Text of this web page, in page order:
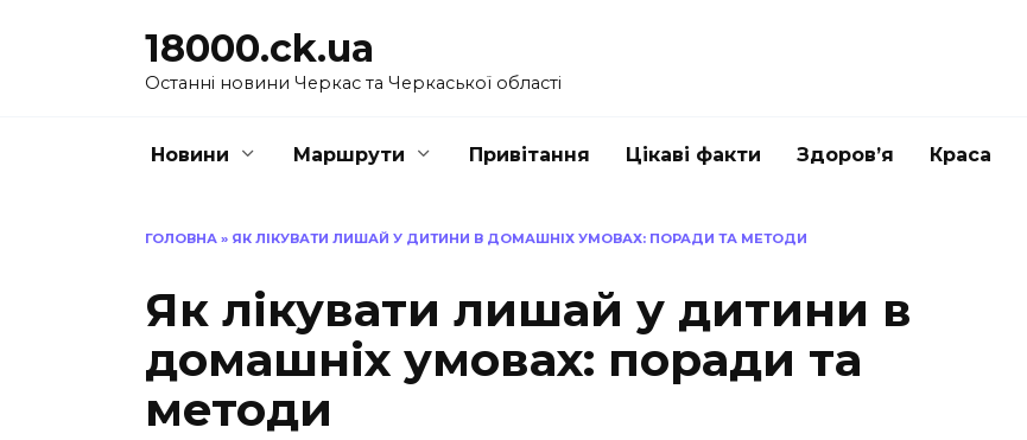
18000.ck.ua
Останні новини Черкас та Черкаської області
Новини Маршрути Привітання Цікаві факти Здоров’я Краса
ГОЛОВНА » ЯК ЛІКУВАТИ ЛИШАЙ У ДИТИНИ В ДОМАШНІХ УМОВАХ: ПОРАДИ ТА МЕТОДИ
Як лікувати лишай у дитини в
домашніх умовах: поради та
методи